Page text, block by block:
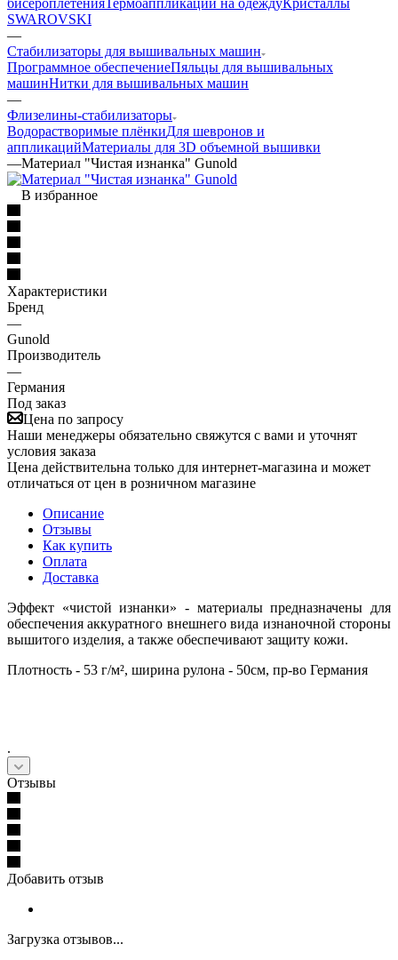
SWAROVSKI
—
Стабилизаторы для вышивальных машин
Программное обеспечениеПяльцы для вышивальных
машинНитки для вышивальных машин
—
Флизелины-стабилизаторы
Водорастворимые плёнкиДля шевронов и
аппликацийМатериалы для 3D объемной вышивки
—Материал "Чистая изнанка" Gunold
В избранное
Характеристики
Бренд
—
Gunold
Производитель
—
Германия
Под заказ
Цена по запросу
Наши менеджеры обязательно свяжутся с вами и уточнят
условия заказа
Цена действительна только для интернет-магазина и может
отличаться от цен в розничном магазине
Описание
Отзывы
Как купить
Оплата
Доставка
Эффект «чистой изнанки» - материалы предназначены для
обеспечения аккуратного внешнего вида изнаночной стороны
вышитого изделия, а также обеспечивают защиту кожи.
Плотность - 53 г/м², ширина рулона - 50см, пр-во Германия
.
Отзывы
Добавить отзыв
Загрузка отзывов...